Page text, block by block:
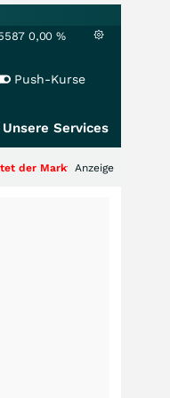
0,00 %
Push-Kurse
Unsere Services
noch immer nur die Hälfte
Anzeige